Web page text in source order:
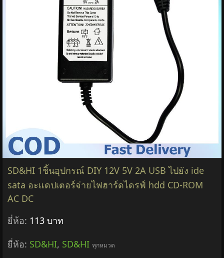
SD&HI 1ชิ้นอุปกรณ์ DIY 12V 5V 2A USB ไปยัง ide
sata อะแดปเตอร์จ่ายไฟฮาร์ดไดรฟ์ hdd CD-ROM
AC DC
ยี่ห้อ: 113 บาท
ยี่ห้อ: SD&HI, SD&HI ทุกหมวด